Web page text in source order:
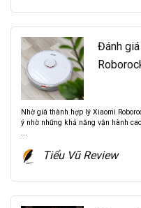
Đánh
Nhờ giá thành hợp lý Xiaomi
ý nhờ những khả năng vận hành
...
Tiểu Vũ Review